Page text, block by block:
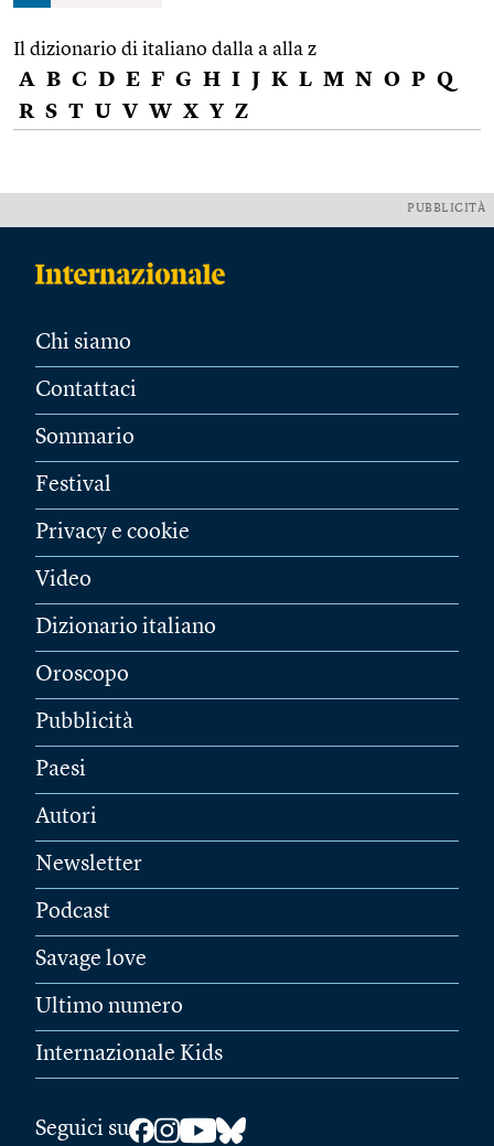
Il dizionario di italiano dalla a alla z
A B C D E F G H I J K L M N O P Q
R S T U V W X Y Z
PUBBLICITÀ
Chi siamo
Contattaci
Sommario
Festival
Privacy e cookie
Video
Dizionario italiano
Oroscopo
Pubblicità
Paesi
Autori
Newsletter
Podcast
Savage love
Ultimo numero
Internazionale Kids
Seguici su